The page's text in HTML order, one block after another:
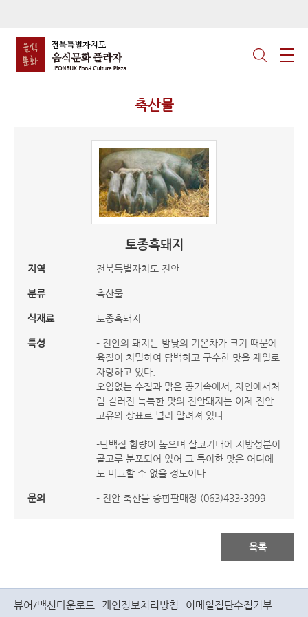
축산물
토종흑돼지
지역 전북특별자치도 진안
분류 축산물
식재료 토종흑돼지
특성
- 진안의 돼지는 밤낮의 기온차가 크기 때문에
육질이 치밀하여 담백하고 구수한 맛을 제일로
자랑하고 있다.
오염없는 수질과 맑은 공기속에서, 자연에서처
럼 길러진 독특한 맛의 진안돼지는 이제 진안
고유의 상표로 널리 알려져 있다.
-단백질 함량이 높으며 살코기내에 지방성분이
골고루 분포되어 있어 그 특이한 맛은 어디에
도 비교할 수 없을 정도이다.
문의 - 진안 축산물 종합판매장 (063)433-3999
목록
뷰어/백신다운로드 개인정보처리방침 이메일집단수집거부